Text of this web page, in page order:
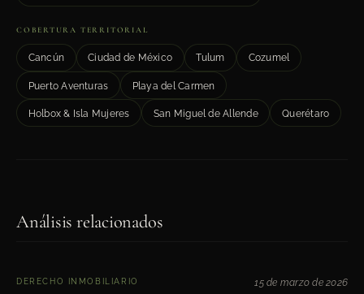
COBERTURA TERRITORIAL
Cancún Ciudad de México Tulum Cozumel
Puerto Aventuras Playa del Carmen
Holbox & Isla Mujeres San Miguel de Allende Querétaro
Análisis relacionados
DERECHO INMOBILIARIO 15 de marzo de 2026